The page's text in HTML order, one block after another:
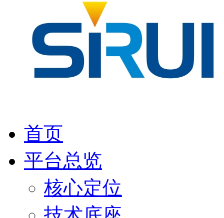
首页
平台总览
核心定位